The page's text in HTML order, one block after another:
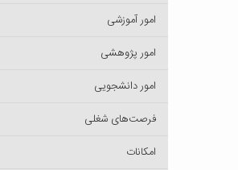
امور آموزشی
امور پژوهشی
امور دانشجویی
فرصت‌های شغلی
امکانات